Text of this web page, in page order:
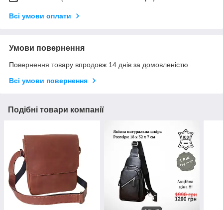
Всі умови оплати
Умови повернення
Повернення товару впродовж 14 днів за домовленістю
Всі умови повернення
Подібні товари компанії